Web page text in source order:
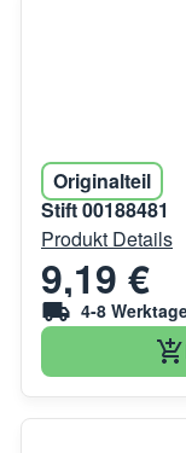
Originalteil
Stift 00188481
Produkt Details
9,19 €
4-8